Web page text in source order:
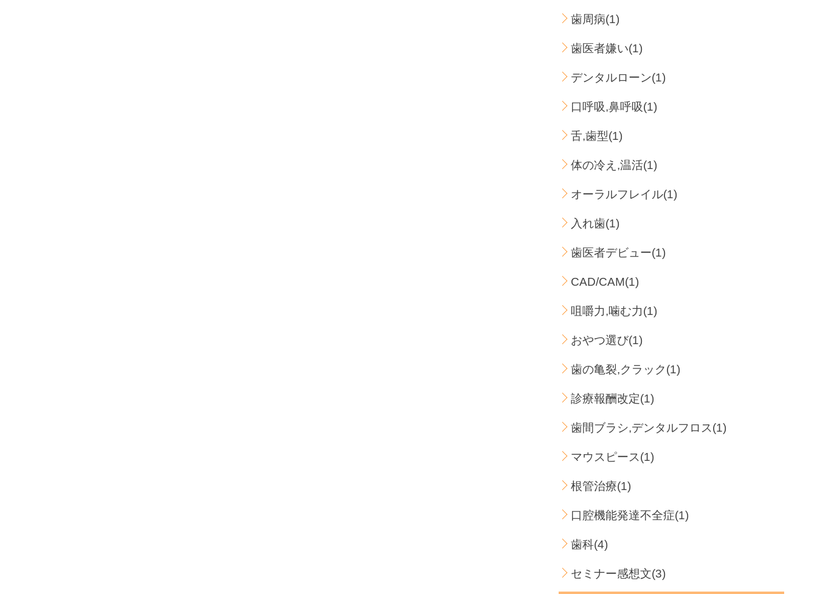
歯周病(1)
歯医者嫌い(1)
デンタルローン(1)
口呼吸,鼻呼吸(1)
舌,歯型(1)
体の冷え,温活(1)
オーラルフレイル(1)
入れ歯(1)
歯医者デビュー(1)
CAD/CAM(1)
咀嚼力,噛む力(1)
おやつ選び(1)
歯の亀裂,クラック(1)
診療報酬改定(1)
歯間ブラシ,デンタルフロス(1)
マウスピース(1)
根管治療(1)
口腔機能発達不全症(1)
歯科(4)
セミナー感想文(3)